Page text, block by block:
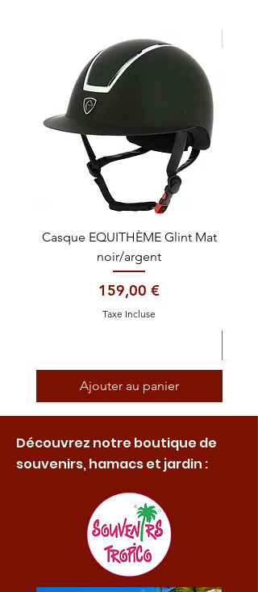
Casque EQUITHÈME Glint Mat
noir/argent
Prix
159,00 €
Taxe Incluse
Ajouter au panier
Découvrez notre boutique de
souvenirs, hamacs et jardin :